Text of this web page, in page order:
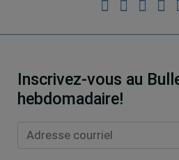
Inscrivez-vous au
hebdomadaire!